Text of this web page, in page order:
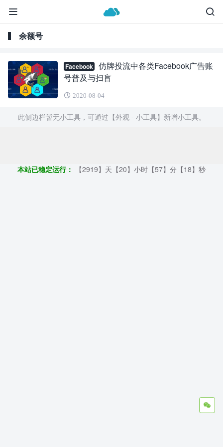
余额号
Facebook
仿牌投流中各类Facebook广告账
号普及与扫盲
2020-08-04
此侧边栏暂无小工具，可通过【外观 - 小工具】新增小工具。
本站已稳定运行：
【2919】天【20】小时【57】分【19】秒